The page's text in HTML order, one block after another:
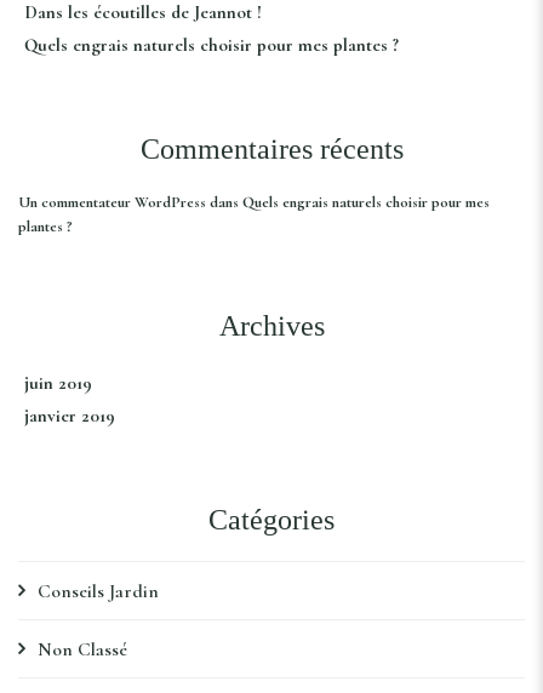
Dans les écoutilles de Jeannot !
Quels engrais naturels choisir pour mes plantes ?
Commentaires récents
Un commentateur WordPress dans Quels engrais naturels choisir pour mes
plantes ?
Archives
juin 2019
janvier 2019
Catégories
Conseils Jardin
Non Classé